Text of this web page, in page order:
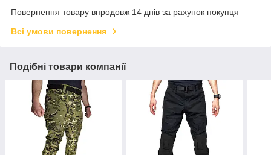
Повернення товару впродовж 14 днів за рахунок покупця
Всі умови повернення
Подібні товари компанії